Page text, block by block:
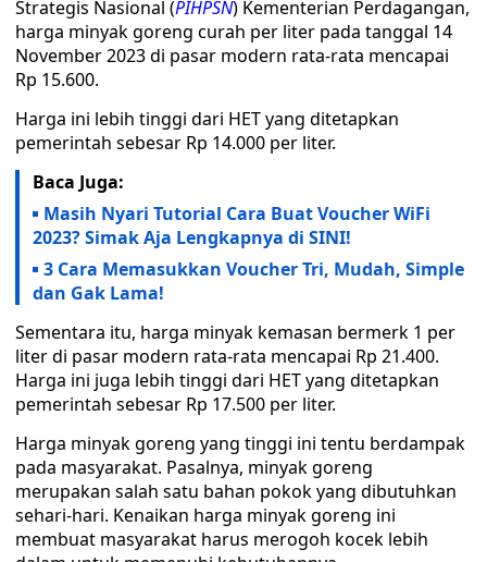
Strategis Nasional (PIHPSN) Kementerian Perdagangan,
harga minyak goreng curah per liter pada tanggal 14
November 2023 di pasar modern rata-rata mencapai
Rp 15.600.
Harga ini lebih tinggi dari HET yang ditetapkan
pemerintah sebesar Rp 14.000 per liter.
Baca Juga:
Masih Nyari Tutorial Cara Buat Voucher WiFi
2023? Simak Aja Lengkapnya di SINI!
3 Cara Memasukkan Voucher Tri, Mudah, Simple
dan Gak Lama!
Sementara itu, harga minyak kemasan bermerk 1 per
liter di pasar modern rata-rata mencapai Rp 21.400.
Harga ini juga lebih tinggi dari HET yang ditetapkan
pemerintah sebesar Rp 17.500 per liter.
Harga minyak goreng yang tinggi ini tentu berdampak
pada masyarakat. Pasalnya, minyak goreng
merupakan salah satu bahan pokok yang dibutuhkan
sehari-hari. Kenaikan harga minyak goreng ini
membuat masyarakat harus merogoh kocek lebih